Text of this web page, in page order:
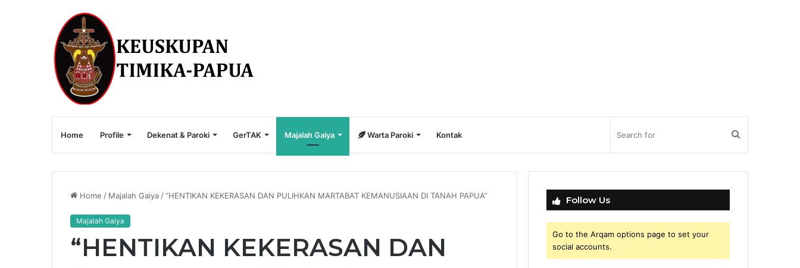
Home Profile Dekenat & Paroki GerTAK Majalah Gaiya Warta Paroki Kontak
for
Home / Majalah Gaiya /“HENTIKAN KEKERASAN DAN PULIHKAN MARTABAT KEMANUSIAAN DI TANAH PAPUA”
Majalah Gaiya
“HENTIKAN KEKERASAN DAN
Follow Us
Go to the Arqam options page to set your
social accounts.